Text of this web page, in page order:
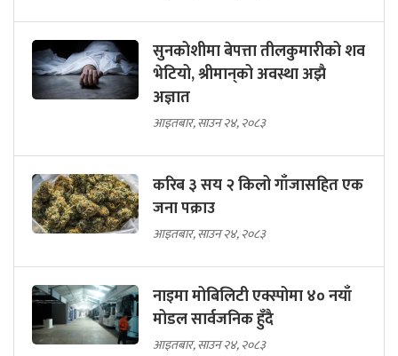
सुनकोशीमा बेपत्ता तीलकुमारीको शव
भेटियो, श्रीमान्‌को अवस्था अझै
अज्ञात
आइतबार, साउन २४, २०८३
करिब ३ सय २ किलो गाँजासहित एक
जना पक्राउ
आइतबार, साउन २४, २०८३
नाइमा मोबिलिटी एक्स्पोमा ४० नयाँ
मोडल सार्वजनिक हुँदै
आइतबार, साउन २४, २०८३